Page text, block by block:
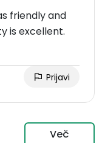
friendly and
is excellent.
Prijavi
Več